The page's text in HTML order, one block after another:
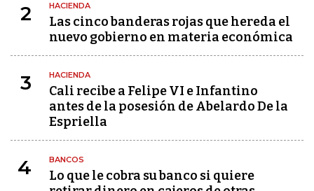
2 HACIENDA
Las cinco banderas rojas que hereda el
nuevo gobierno en materia económica
3 HACIENDA
Cali recibe a Felipe VI e Infantino
antes de la posesión de Abelardo De la
Espriella
4 BANCOS
Lo que le cobra su banco si quiere